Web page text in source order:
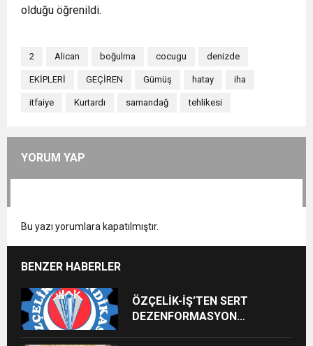
olduğu öğrenildi.
2 Alican boğulma cocugu denizde
EKİPLERİ GEÇİREN Gümüş hatay iha
itfaiye Kurtardı samandağ tehlikesi
YORUM YAP
Bu yazı yorumlara kapatılmıştır.
BENZER HABERLER
ÖZÇELİK-İŞ’TEN SERT
DEZENFORMASYON